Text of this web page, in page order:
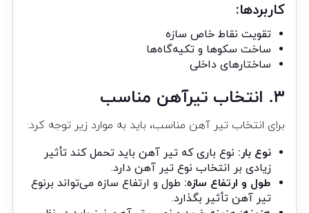
کاربردها:
تقویت نقاط خاص سازه
ساخت سکوها و تکیه‌گاه‌ها
ساختارهای داخلی
۳. انتخاب تیرآهن مناسب
برای انتخاب تیر آهن مناسب، باید به موارد زیر توجه کرد:
نوع بار: نوع باری که تیر آهن باید تحمل کند تأثیر
زیادی بر انتخاب نوع تیر آهن دارد.
طول و ارتفاع سازه: طول و ارتفاع سازه می‌تواند برنوع
تیر آهن تأثیر بگذارد.